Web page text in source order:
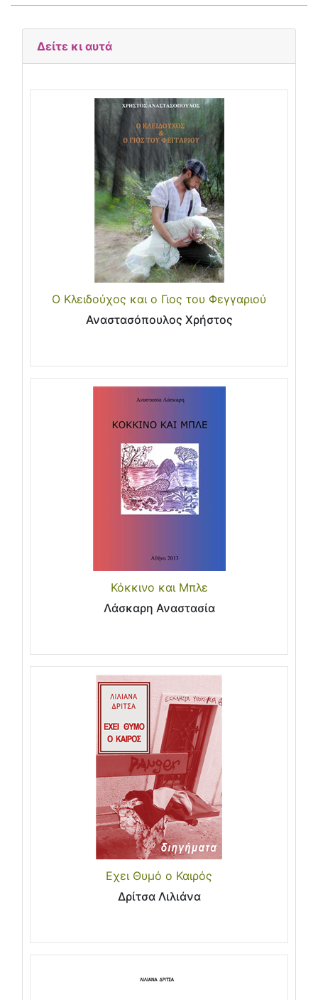
Δείτε κι αυτά
Ο Κλειδούχος και ο Γιος του Φεγγαριού
Αναστασόπουλος Χρήστος
Κόκκινο και Μπλε
Λάσκαρη Αναστασία
Εχει Θυμό ο Καιρός
Δρίτσα Λιλιάνα